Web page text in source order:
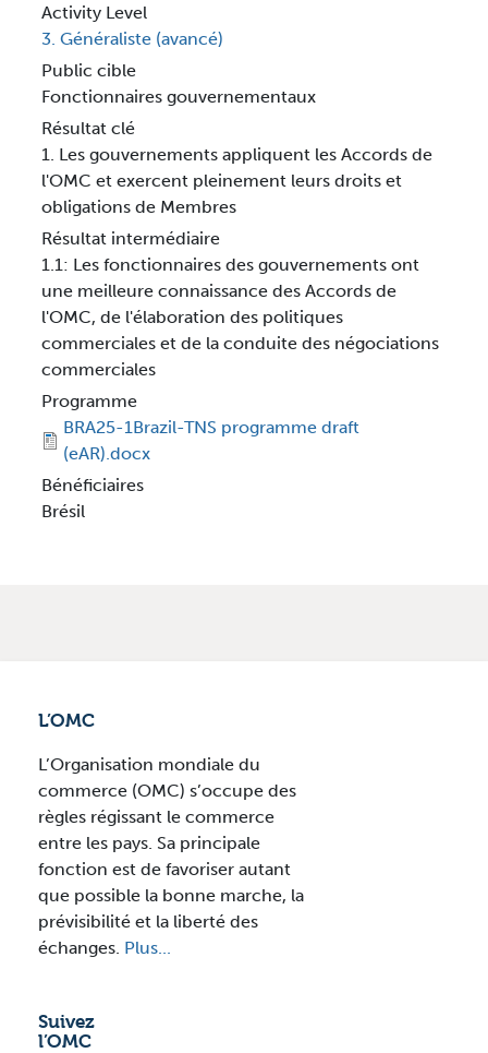
Activity Level
3. Généraliste (avancé)
Public cible
Fonctionnaires gouvernementaux
Résultat clé
1. Les gouvernements appliquent les Accords de
l'OMC et exercent pleinement leurs droits et
obligations de Membres
Résultat intermédiaire
1.1: Les fonctionnaires des gouvernements ont
une meilleure connaissance des Accords de
l'OMC, de l'élaboration des politiques
commerciales et de la conduite des négociations
commerciales
Programme
BRA25-1Brazil-TNS programme draft
(eAR).docx
Bénéficiaires
Brésil
L’OMC
L’Organisation mondiale du
commerce (OMC) s’occupe des
règles régissant le commerce
entre les pays. Sa principale
fonction est de favoriser autant
que possible la bonne marche, la
prévisibilité et la liberté des
échanges. Plus...
Suivez
l’OMC